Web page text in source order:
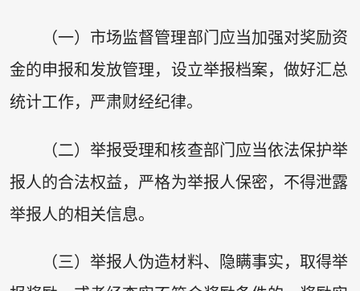
（一）市场监督管理部门应当加强对奖励资
金的申报和发放管理，设立举报档案，做好汇总
统计工作，严肃财经纪律。
（二）举报受理和核查部门应当依法保护举
报人的合法权益，严格为举报人保密，不得泄露
举报人的相关信息。
（三）举报人伪造材料、隐瞒事实，取得举